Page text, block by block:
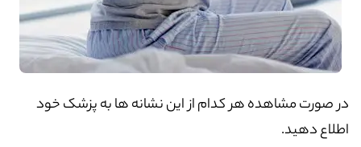
در صورت مشاهده هر کدام از این نشانه ها به پزشک خود
اطلاع دهید.